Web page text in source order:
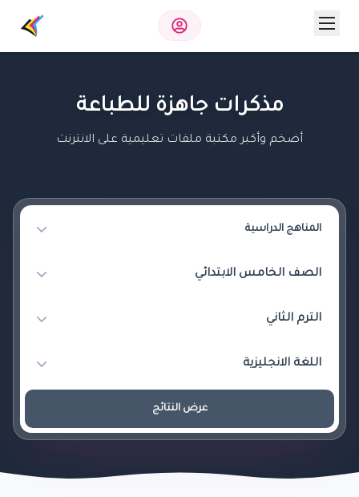
مذكرات جاهزة للطباعة
أضخم وأكبر مكتبة ملفات تعليمية على الانترنت
عرض النتائج